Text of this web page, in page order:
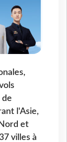
de
l'Asie,
et
villes à